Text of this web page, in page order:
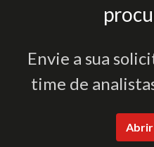
Envie a sua
time de